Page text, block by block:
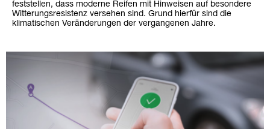
feststellen, dass moderne Reifen mit Hinweisen auf besondere
Witterungsresistenz versehen sind. Grund hierfür sind die
klimatischen Veränderungen der vergangenen Jahre.